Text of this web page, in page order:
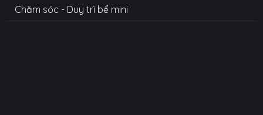
Chăm sóc - Duy trì bể mini